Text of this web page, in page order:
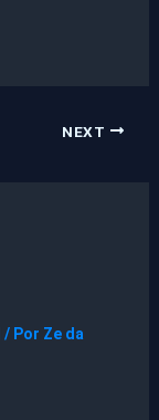
NEXT
/ Por Ze da